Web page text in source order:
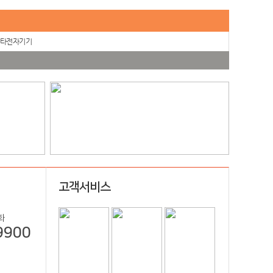
전자기기
고객서비스